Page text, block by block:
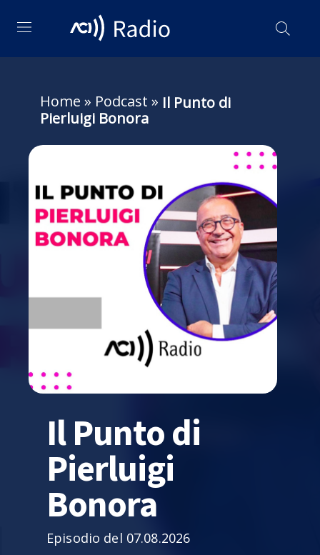
Home » Podcast » Il Punto di
Pierluigi Bonora
Il Punto di
Pierluigi
Bonora
Episodio del 07.08.2026